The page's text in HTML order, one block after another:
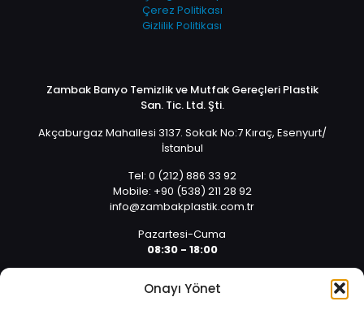
Onayı Yönet
Çerez Politikası
Gizlilik Politikası
Zambak Banyo Temizlik ve Mutfak Gereçleri Plastik
San. Tic. Ltd. Şti.
Akçaburgaz Mahallesi 3137. Sokak No:7 Kıraç, Esenyurt/
İstanbul
Tel: 0 (212) 886 33 92
Mobile: +90 (538) 211 28 92
info@zambakplastik.com.tr
Pazartesi-Cuma
08:30 - 18:00
08:30 - 14:30